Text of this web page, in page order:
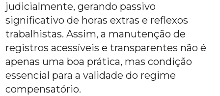
judicialmente, gerando passivo
significativo de horas extras e reflexos
trabalhistas. Assim, a manutenção de
registros acessíveis e transparentes não é
apenas uma boa prática, mas condição
essencial para a validade do regime
compensatório.